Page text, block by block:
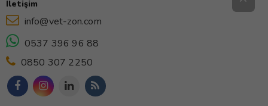
İletişim
info@vet-zon.com
0537 396 96 88
0850 307 2250